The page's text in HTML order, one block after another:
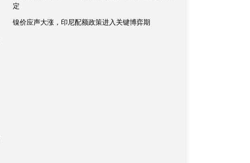
定
镍价应声大涨，印尼配额政策进入关键博弈期